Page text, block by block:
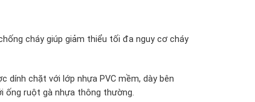
cháy giúp giảm thiểu tối đa nguy cơ cháy
dính chặt với lớp nhựa PVC mềm, dày bên
ống ruột gà nhựa thông thường.